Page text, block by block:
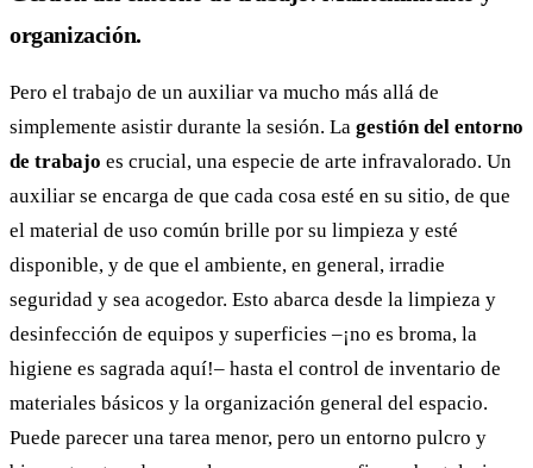
organización.
Pero el trabajo de un auxiliar va mucho más allá de
simplemente asistir durante la sesión. La gestión del entorno
de trabajo es crucial, una especie de arte infravalorado. Un
auxiliar se encarga de que cada cosa esté en su sitio, de que
el material de uso común brille por su limpieza y esté
disponible, y de que el ambiente, en general, irradie
seguridad y sea acogedor. Esto abarca desde la limpieza y
desinfección de equipos y superficies –¡no es broma, la
higiene es sagrada aquí!– hasta el control de inventario de
materiales básicos y la organización general del espacio.
Puede parecer una tarea menor, pero un entorno pulcro y